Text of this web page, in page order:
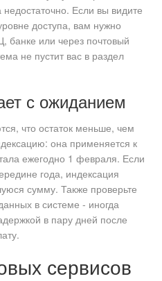
недостаточно. Если вы видите
доступа, вам нужно
или через почтовый
не пустит вас в раздел
с ожиданием
что остаток меньше, чем
она применяется к
ежегодно 1 февраля. Если
года, индексация
сумму. Также проверьте
в системе - иногда
в пару дней после
сервисов